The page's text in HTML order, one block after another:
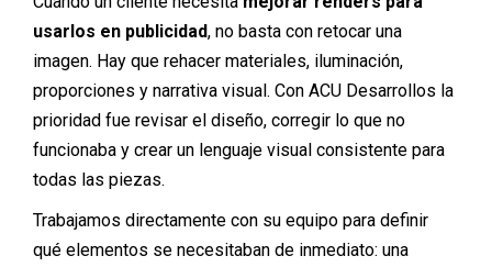
usarlos en publicidad, no basta con retocar una
imagen. Hay que rehacer materiales, iluminación,
proporciones y narrativa visual. Con ACU Desarrollos la
prioridad fue revisar el diseño, corregir lo que no
funcionaba y crear un lenguaje visual consistente para
todas las piezas.
Trabajamos directamente con su equipo para definir
qué elementos se necesitaban de inmediato: una